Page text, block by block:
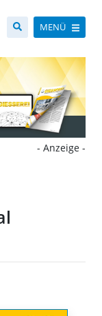
MENÜ
- Anzeige -